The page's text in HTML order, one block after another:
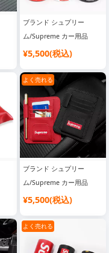
ブランド シュプリー
ム/Supreme カー用品
¥5,500(税込)
よく売れる
ブランド シュプリー
ム/Supreme カー用品
¥5,500(税込)
よく売れる